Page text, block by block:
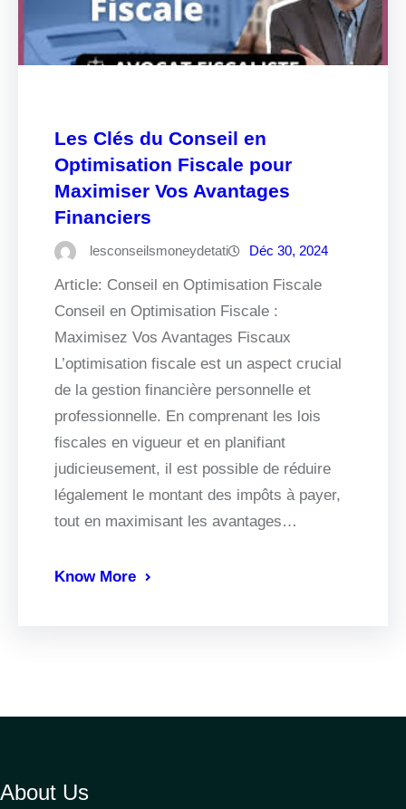
Les Clés du Conseil en
Optimisation Fiscale pour
Maximiser Vos Avantages
Financiers
lesconseilsmoneydetati Déc 30, 2024
Article: Conseil en Optimisation Fiscale
Conseil en Optimisation Fiscale :
Maximisez Vos Avantages Fiscaux
L’optimisation fiscale est un aspect crucial
de la gestion financière personnelle et
professionnelle. En comprenant les lois
fiscales en vigueur et en planifiant
judicieusement, il est possible de réduire
légalement le montant des impôts à payer,
tout en maximisant les avantages…
Know More
About Us